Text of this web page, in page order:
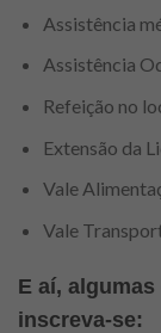
Assistência
Assistência
Refeição no
Extensão da
Vale
Vale
E aí,
inscreva-se: